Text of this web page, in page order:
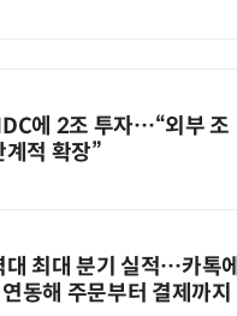
에 2조 투자…“외부 조
계적 확장”
대 최대 분기 실적…카톡에
동해 주문부터 결제까지